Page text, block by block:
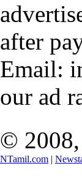
after
Email:
our ad
© 2008,
NTamil.com |